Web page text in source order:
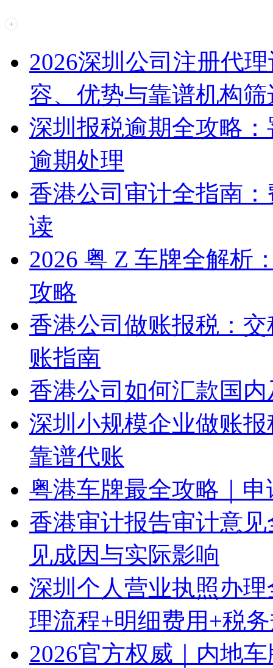
2026深圳公司注册代
容、优势与靠谱机构筛
深圳报税逾期全攻略
逾期处理
香港公司审计全指南
读
2026 粤 Z 车牌全解析
攻略
香港公司做账报税：
账指南
香港公司如何汇款国
深圳小规模企业做账
靠谱代账
粤港车牌最全攻略｜
香港审计报告审计意
见成因与实际影响
深圳个人营业执照办
理流程+明细费用+税
2026官方权威｜内地